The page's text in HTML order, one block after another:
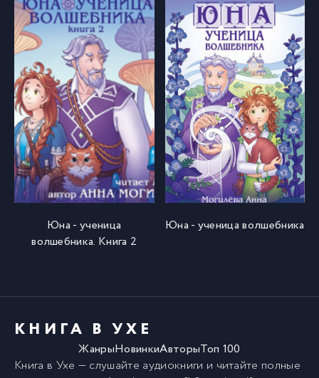
Юна - ученица
волшебника. Книга 2
Юна - ученица волшебника
КНИГА В УХЕ
ЖанрыНовинкиАвторыТоп 100
Книга в Ухе — слушайте аудиокниги и читайте полные